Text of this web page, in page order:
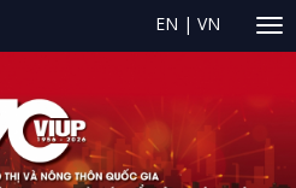
EN | VN